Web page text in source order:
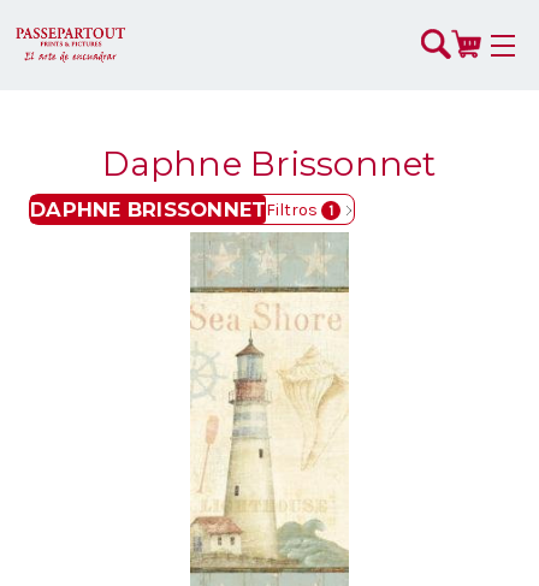
Daphne Brissonnet
DAPHNE BRISSONNETFiltros 1